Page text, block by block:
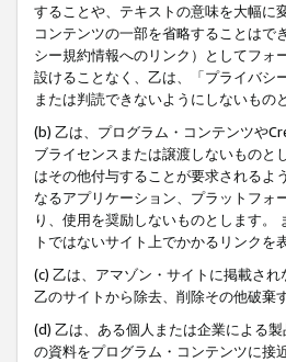
することや、テキストの意味を大幅に
コンテンツの一部を省略することは
シー規約情報へのリンク）としてフォ
設けることなく、乙は、「プライバシ
または判読できないようにしないもの
(b) 乙は、プログラム・コンテンツや
ブライセンスまたは譲渡しないものと
はその他付与することが要求されるよ
なるアプリケーション、プラットフォ
り、使用を奨励しないものとします
トではないサイト上でかかるリンクを
(c) 乙は、アマゾン・サイトに掲載さ
乙のサイトから除去、削除その他破棄
(d) 乙は、ある個人または企業による
の資料をプログラム・コンテンツに接